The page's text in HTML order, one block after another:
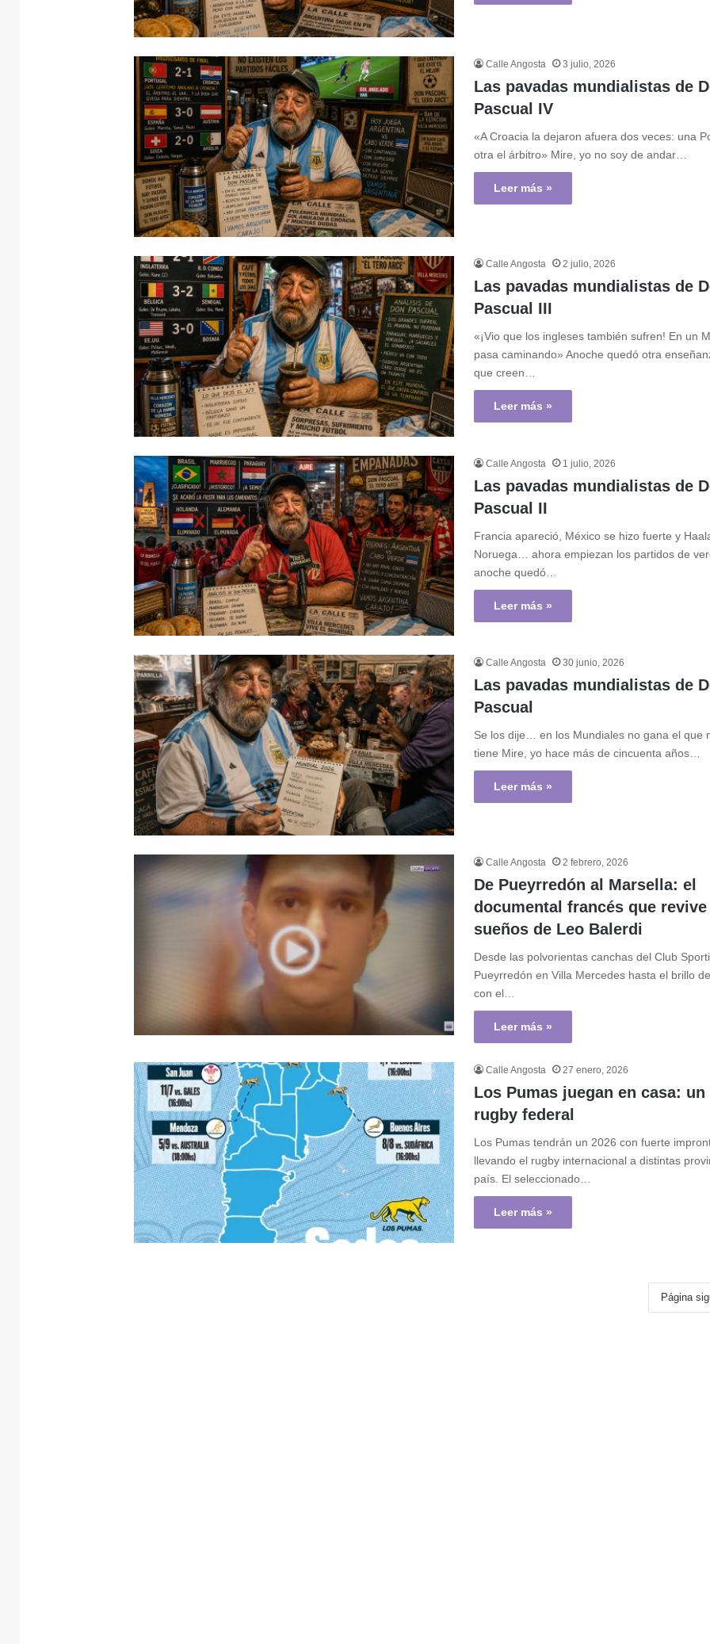
Calle Angosta 3 julio, 2026
Las pavadas mundialistas de
Pascual IV
«A Croacia la dejaron afuera dos veces: una
otra el árbitro» Mire, yo no soy de andar…
Leer más »
Calle Angosta 2 julio, 2026
Las pavadas mundialistas de
Pascual III
«¡Vio que los ingleses también sufren! En un
pasa caminando» Anoche quedó otra
que creen…
Leer más »
Calle Angosta 1 julio, 2026
Las pavadas mundialistas de
Pascual II
Francia apareció, México se hizo fuerte y
Noruega… ahora empiezan los partidos de
anoche quedó…
Leer más »
Calle Angosta 30 junio, 2026
Las pavadas mundialistas de
Pascual
Se los dije… en los Mundiales no gana el que
tiene Mire, yo hace más de cincuenta años…
Leer más »
Calle Angosta 2 febrero, 2026
De Pueyrredón al Marsella: el
documental francés que
sueños de Leo Balerdi
Desde las polvorientas canchas del Club
Pueyrredón en Villa Mercedes hasta el brillo
con el…
Leer más »
Calle Angosta 27 enero, 2026
Los Pumas juegan en casa: un
rugby federal
Los Pumas tendrán un 2026 con fuerte
llevando el rugby internacional a distintas
país. El seleccionado…
Leer más »
Página